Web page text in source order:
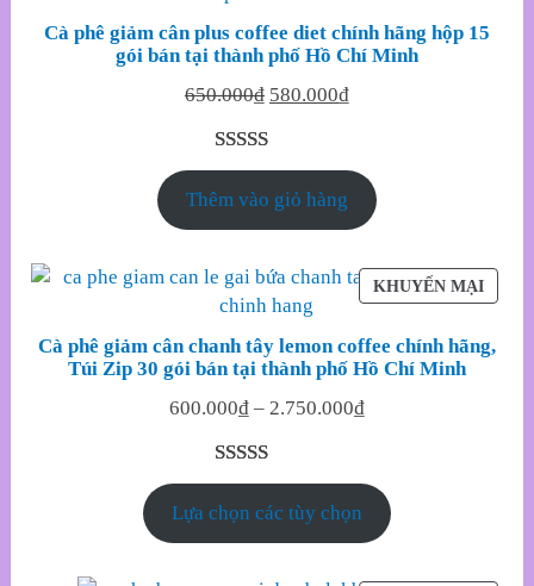
Cà phê giảm cân plus coffee diet chính hãng hộp 15
gói bán tại thành phố Hồ Chí Minh
650.000₫ Original
580.000₫Current
580.000₫.
5.00trên 5
dựa trên
4
đánh giá
Thêm vào giỏ hàng
KHUYẾN MẠISẢN
PHẨM
GIẢM
Cà phê giảm cân chanh tây lemon coffee chính hãng,
Túi Zip 30 gói bán tại thành phố Hồ Chí Minh
600.000₫– 2.750.000₫
5.00trên 5
dựa trên
6
đánh giá
Lựa chọn các tùy chọn